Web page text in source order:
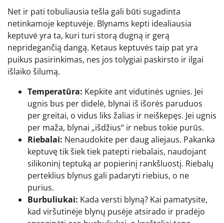
Net ir pati tobuliausia tešla gali būti sugadinta
netinkamoje keptuvėje. Blynams kepti idealiausia
keptuvė yra ta, kuri turi storą dugną ir gerą
nepridegančią dangą. Ketaus keptuvės taip pat yra
puikus pasirinkimas, nes jos tolygiai paskirsto ir ilgai
išlaiko šilumą.
Temperatūra: Kepkite ant vidutinės ugnies. Jei
ugnis bus per didelė, blynai iš išorės paruduos
per greitai, o vidus liks žalias ir neiškepęs. Jei ugnis
per maža, blynai „išdžius“ ir nebus tokie purūs.
Riebalai: Nenaudokite per daug aliejaus. Pakanka
keptuvę tik šiek tiek patepti riebalais, naudojant
silikoninį teptuką ar popierinį rankšluostį. Riebalų
perteklius blynus gali padaryti riebius, o ne
purius.
Burbuliukai: Kada versti blyną? Kai pamatysite,
kad viršutinėje blynų pusėje atsirado ir pradėjo